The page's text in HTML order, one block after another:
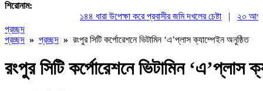
শিরোনাম:
১৪৪ ধারা উপেক্ষা করে প্রবাসীর জমি দখলের চেষ্টা|২০ আগস্ট
প্রচ্ছদ
প্রচ্ছদ » প্রচ্ছদ » রংপুর সিটি কর্পোরেশনে ভিটামিন ‘এ’প্লাস ক্যাম্পেইন অনুষ্ঠিত
রংপুর সিটি কর্পোরেশনে ভিটামিন ‘এ’প্লাস